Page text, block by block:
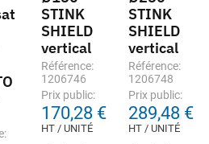
STINK
SHIELD
vertical
Référence:
1206746
Prix public:
170,28 €
HT / UNITÉ
STINK
SHIELD
vertical
Référence:
1206748
Prix public:
289,48 €
HT / UNITÉ